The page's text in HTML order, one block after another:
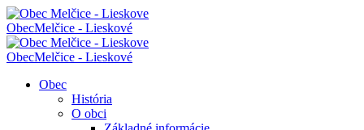
ObecMelčice - Lieskové
ObecMelčice - Lieskové
Obec
História
O obci